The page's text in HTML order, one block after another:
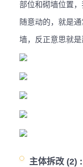
部位和砌墙位置
随意动的，就是
墙，反正意思就
主体拆改 (2) :